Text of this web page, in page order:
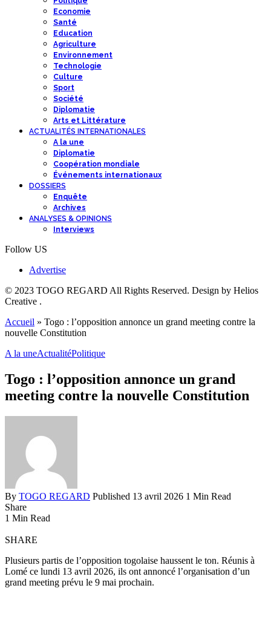
Economie
Santé
Education
Agriculture
Environnement
Technologie
Culture
Sport
Société
Diplomatie
Arts et Littérature
ACTUALITÉS INTERNATIONALES
A la une
Diplomatie
Coopération mondiale
Événements internationaux
DOSSIERS
Enquête
Archives
ANALYSES & OPINIONS
Interviews
Follow US
Advertise
© 2023 TOGO REGARD All Rights Reserved. Design by Helios
Creative .
Accueil » Togo : l’opposition annonce un grand meeting contre la
nouvelle Constitution
A la uneActualitéPolitique
Togo : l’opposition annonce un grand
meeting contre la nouvelle Constitution
By TOGO REGARD Published 13 avril 2026 1 Min Read
Share
1 Min Read
SHARE
Plusieurs partis de l’opposition togolaise haussent le ton. Réunis à
Lomé ce lundi 13 avril 2026, ils ont annoncé l’organisation d’un
grand meeting prévu le 9 mai prochain.